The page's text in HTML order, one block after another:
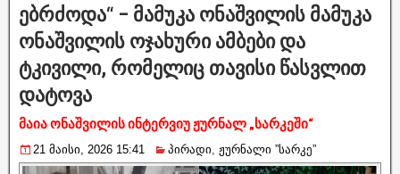
ებრძოდა“ – მამუკა ონაშვილის მამუკა
ონაშვილის ოჯახური ამბები და
ტკივილი, რომელიც თავისი წასვლით
დატოვა
მაია ონაშვილის ინტერვიუ ჟურნალ „სარკეში“
21 მაისი, 2026 15:41 პირადი, ჟურნალი ”სარკე”